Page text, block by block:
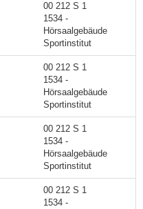
00 212 S 1
1534 -
Hörsaalgebäude
Sportinstitut
00 212 S 1
1534 -
Hörsaalgebäude
Sportinstitut
00 212 S 1
1534 -
Hörsaalgebäude
Sportinstitut
00 212 S 1
1534 -